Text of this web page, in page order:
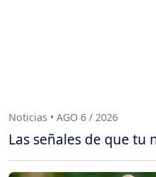
Noticias • AGO 6 / 2026
Las señales de que tu